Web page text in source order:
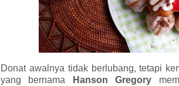
Donat awalnya tidak berlubang, tetapi
yang bernama
Hanson Gregory